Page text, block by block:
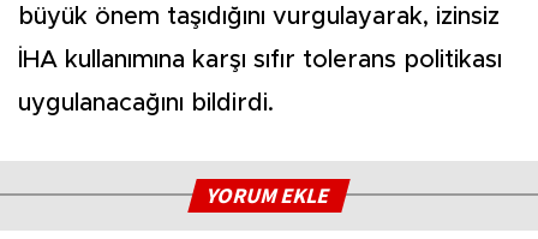
büyük önem taşıdığını vurgulayarak, izinsiz
İHA kullanımına karşı sıfır tolerans politikası
uygulanacağını bildirdi.
YORUM EKLE